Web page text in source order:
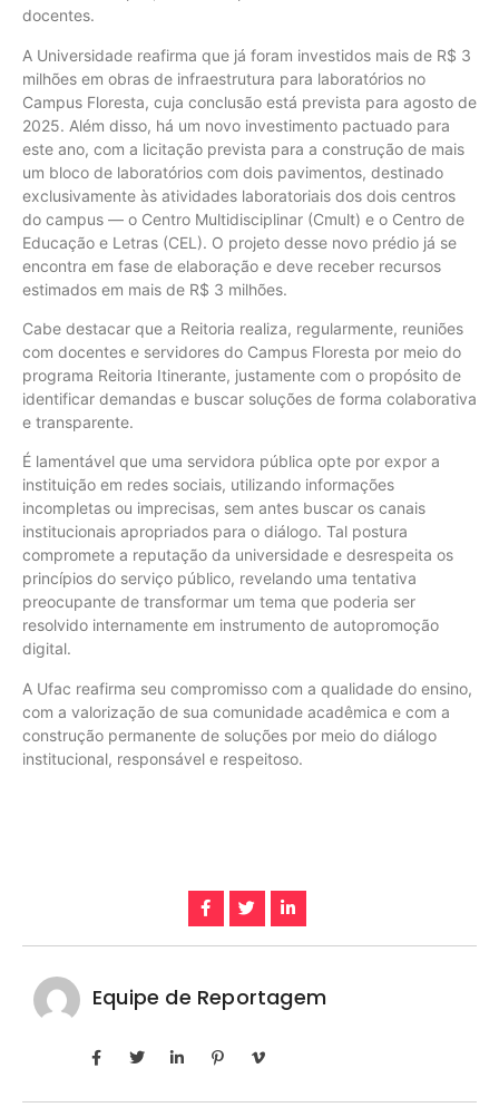
docentes.
A Universidade reafirma que já foram investidos mais de R$ 3
milhões em obras de infraestrutura para laboratórios no
Campus Floresta, cuja conclusão está prevista para agosto de
2025. Além disso, há um novo investimento pactuado para
este ano, com a licitação prevista para a construção de mais
um bloco de laboratórios com dois pavimentos, destinado
exclusivamente às atividades laboratoriais dos dois centros
do campus — o Centro Multidisciplinar (Cmult) e o Centro de
Educação e Letras (CEL). O projeto desse novo prédio já se
encontra em fase de elaboração e deve receber recursos
estimados em mais de R$ 3 milhões.
Cabe destacar que a Reitoria realiza, regularmente, reuniões
com docentes e servidores do Campus Floresta por meio do
programa Reitoria Itinerante, justamente com o propósito de
identificar demandas e buscar soluções de forma colaborativa
e transparente.
É lamentável que uma servidora pública opte por expor a
instituição em redes sociais, utilizando informações
incompletas ou imprecisas, sem antes buscar os canais
institucionais apropriados para o diálogo. Tal postura
compromete a reputação da universidade e desrespeita os
princípios do serviço público, revelando uma tentativa
preocupante de transformar um tema que poderia ser
resolvido internamente em instrumento de autopromoção
digital.
A Ufac reafirma seu compromisso com a qualidade do ensino,
com a valorização de sua comunidade acadêmica e com a
construção permanente de soluções por meio do diálogo
institucional, responsável e respeitoso.
Equipe de Reportagem